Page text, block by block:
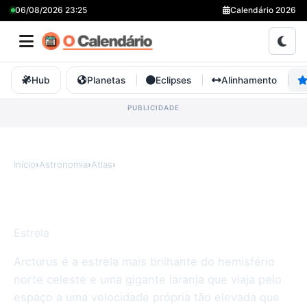
06/08/2026 23:25 Calendário 2026
Hub Planetas Eclipses Alinhamento
Início›Astronomia›Atlas›
Estrela
Arcturus é a estrela mais brilhante do hemisfério
norte celeste e uma gigante laranja que viaja pelo
espaço a uma velocidade própria tão elevada que